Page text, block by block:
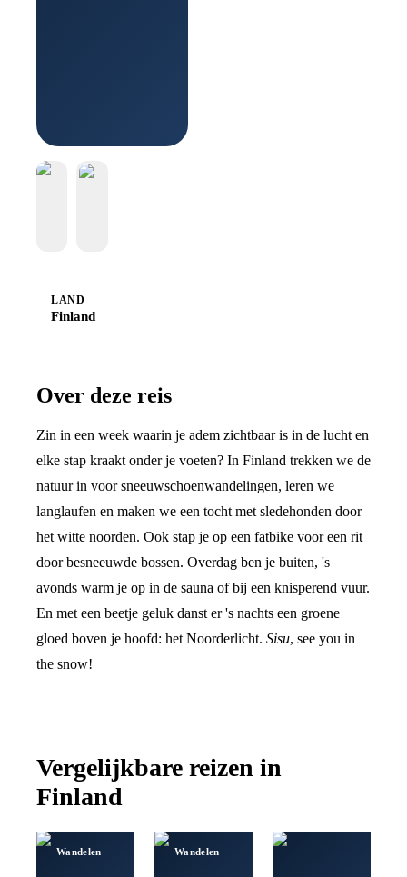
LAND
Finland
Over deze reis
Zin in een week waarin je adem zichtbaar is in de lucht en
elke stap kraakt onder je voeten? In Finland trekken we de
natuur in voor sneeuwschoenwandelingen, leren we
langlaufen en maken we een tocht met sledehonden door
het witte noorden. Ook stap je op een fatbike voor een rit
door besneeuwde bossen. Overdag ben je buiten, 's
avonds warm je op in de sauna of bij een knisperend vuur.
En met een beetje geluk danst er 's nachts een groene
gloed boven je hoofd: het Noorderlicht. Sisu, see you in
the snow!
Vergelijkbare reizen in
Finland
Wandelen Wandelen